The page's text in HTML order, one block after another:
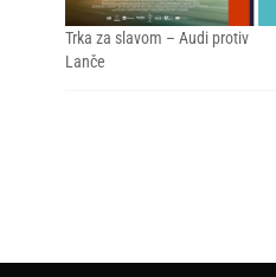
Trka za slavom – Audi protiv
Lanče